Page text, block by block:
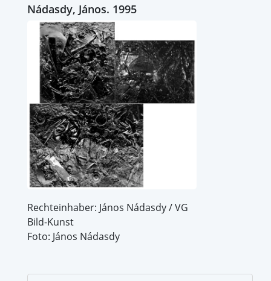
Nádasdy, János. 1995
Rechteinhaber: János Nádasdy / VG
Bild-Kunst
Foto: János Nádasdy